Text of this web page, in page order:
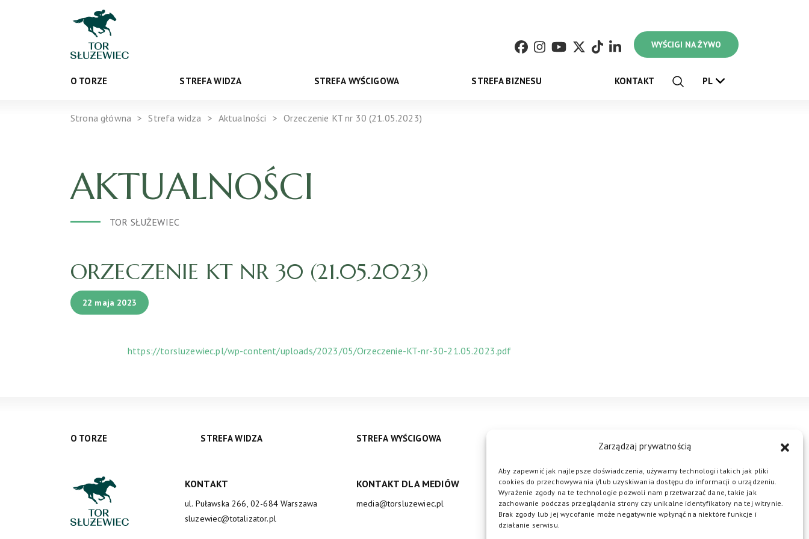
Zarządzaj prywatnością
Aby zapewnić jak najlepsze doświadczenia, używamy technologii takich jak pliki
cookies do przechowywania i/lub uzyskiwania dostępu do informacji o urządzeniu.
Wyrażenie zgody na te technologie pozwoli nam przetwarzać dane, takie jak
zachowanie podczas przeglądania strony czy unikalne identyfikatory na tej witrynie.
Brak zgody lub jej wycofanie może negatywnie wpłynąć na niektóre funkcje i
działanie serwisu.
WYŚCIGI NA ŻYWO
O TORZE STREFA WIDZA STREFA WYŚCIGOWA STREFA BIZNESU KONTAKT PL
Strona główna Strefa widza Aktualności Orzeczenie KT nr 30 (21.05.2023)
AKTUALNOŚCI
TOR SŁUŻEWIEC
ORZECZENIE KT NR 30 (21.05.2023)
22 maja 2023
https://torsluzewiec.pl/wp-content/uploads/2023/05/Orzeczenie-KT-nr-30-21.05.2023.pdf
O TORZE STREFA WIDZA STREFA WYŚCIGOWA
KONTAKT
ul. Puławska 266, 02-684 Warszawa
sluzewiec@totalizator.pl
KONTAKT DLA MEDIÓW
media@torsluzewiec.pl
DOŁĄCZ DO NAS